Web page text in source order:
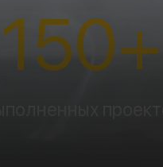
150+